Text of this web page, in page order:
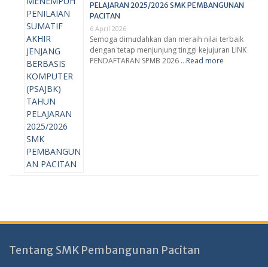
PELAJARAN 2025/2026 SMK PEMBANGUNAN
PACITAN
6 April 2026
Semoga dimudahkan dan meraih nilai terbaik
dengan tetap menjunjung tinggi kejujuran LINK
PENDAFTARAN SPMB 2026 …Read more
Tentang SMK Pembangunan Pacitan